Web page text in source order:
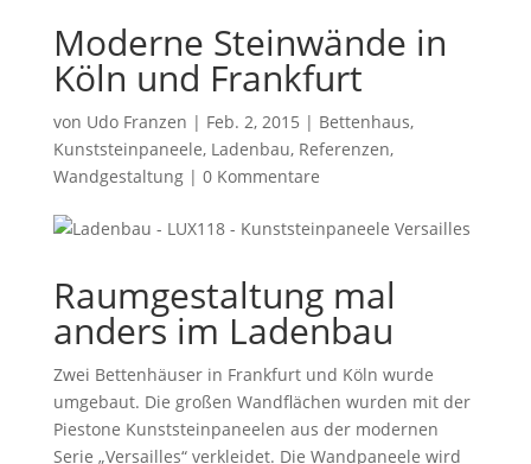
Moderne Steinwände in
Köln und Frankfurt
von Udo Franzen | Feb. 2, 2015 | Bettenhaus,
Kunststeinpaneele, Ladenbau, Referenzen,
Wandgestaltung| 0 Kommentare
Raumgestaltung mal
anders im Ladenbau
Zwei Bettenhäuser in Frankfurt und Köln wurde
umgebaut. Die großen Wandflächen wurden mit der
Piestone Kunststeinpaneelen aus der modernen
Serie „Versailles“ verkleidet. Die Wandpaneele wird